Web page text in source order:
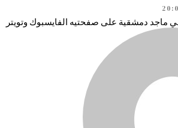
ماجد دمشقية على صفحتيه الفايسبوك وتويتر